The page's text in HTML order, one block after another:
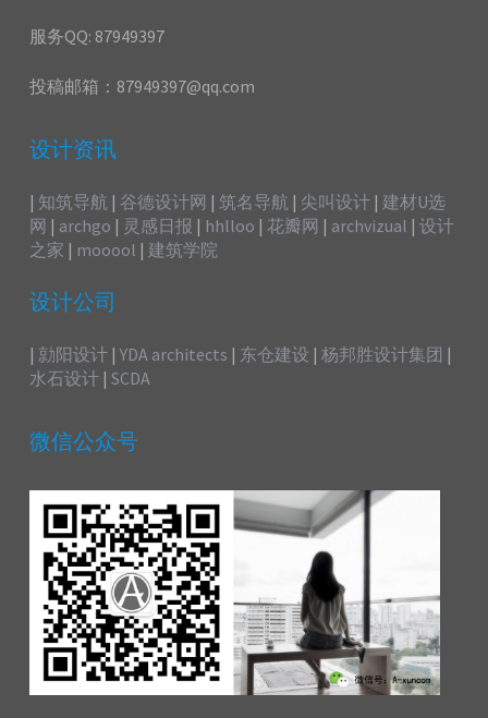
服务QQ: 87949397
投稿邮箱：87949397@qq.com
设计资讯
| 知筑导航 | 谷德设计网 |筑名导航 | 尖叫设计 | 建材U选
网 | archgo | 灵感日报 | hhlloo | 花瓣网 | archvizual |设计
之家 | mooool | 建筑学院
设计公司
| 勍阳设计 |YDA architects | 东仓建设 |杨邦胜设计集团 |
水石设计 |SCDA
微信公众号